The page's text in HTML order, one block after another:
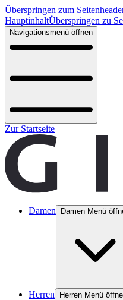
Überspringen zum
HauptinhaltÜberspringen zu
Navigationsmenü öffnen
Zur Startseite
Damen Damen Menü
Herren Herren Menü